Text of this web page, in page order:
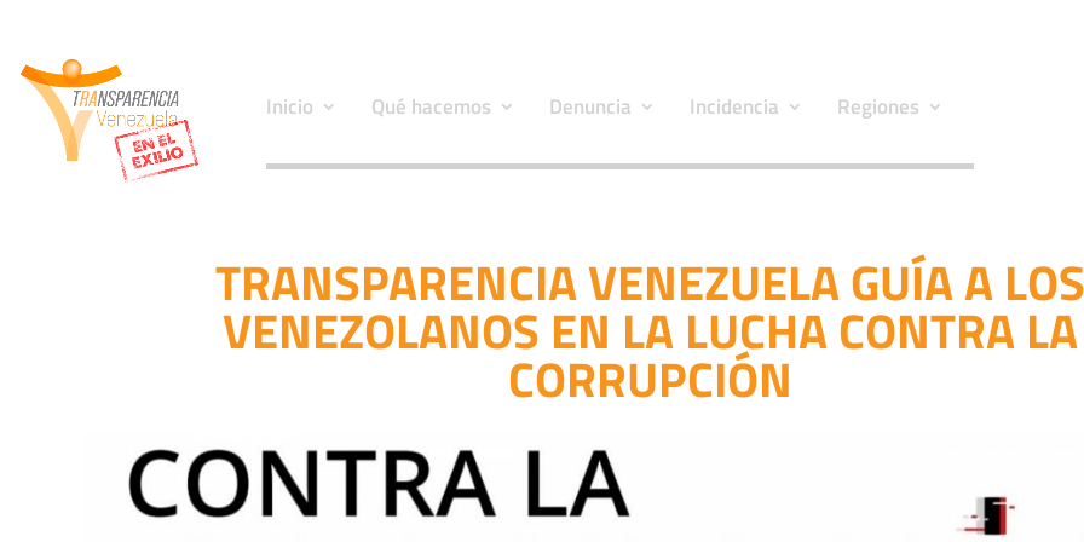
Inicio Qué hacemos Denuncia Incidencia Regiones
TRANSPARENCIA VENEZUELA GUÍA A
VENEZOLANOS EN LA LUCHA CONTRA LA
CORRUPCIÓN